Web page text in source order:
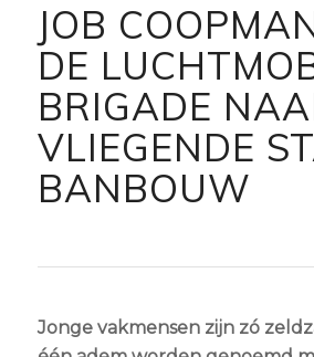
JOB
DE
BRIGADE
VLIEGENDE
BANBOUW
Jonge vakmensen zijn zó